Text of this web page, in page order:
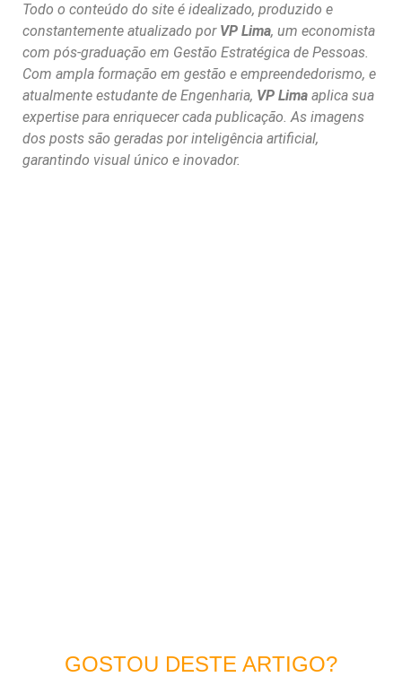
Todo o conteúdo do site é idealizado, produzido e
constantemente atualizado por VP Lima, um economista
com pós-graduação em Gestão Estratégica de Pessoas.
Com ampla formação em gestão e empreendedorismo, e
atualmente estudante de Engenharia, VP Lima aplica sua
expertise para enriquecer cada publicação. As imagens
dos posts são geradas por inteligência artificial,
garantindo visual único e inovador.
GOSTOU DESTE ARTIGO?